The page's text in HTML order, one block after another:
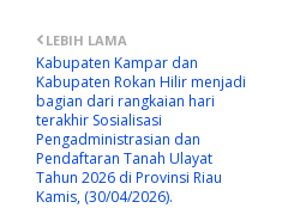
LEBIH LAMA
Kabupaten Kampar dan
Kabupaten Rokan Hilir menjadi
bagian dari rangkaian hari
terakhir Sosialisasi
Pengadministrasian dan
Pendaftaran Tanah Ulayat
Tahun 2026 di Provinsi Riau
Kamis, (30/04/2026).